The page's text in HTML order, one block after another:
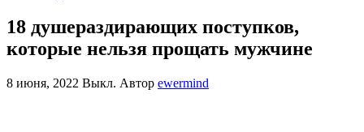
18 душераздирающих поступков,
которые нельзя прощать мужчине
8 июня, 2022 Выкл. Автор ewermind